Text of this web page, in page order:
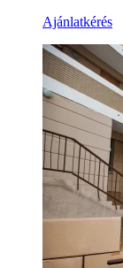
Ajánlatkérés